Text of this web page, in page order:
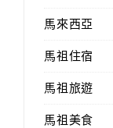
馬來西亞
馬祖住宿
馬祖旅遊
馬祖美食